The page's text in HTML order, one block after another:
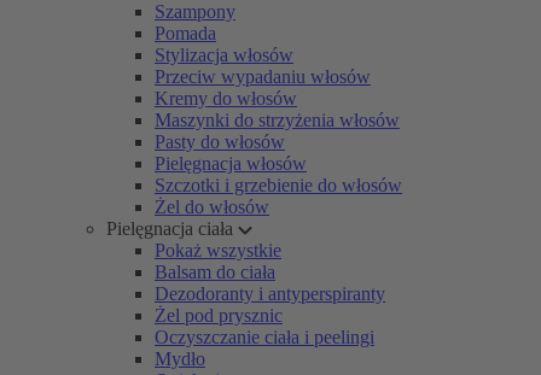
Szampony
Pomada
Stylizacja włosów
Przeciw wypadaniu włosów
Kremy do włosów
Maszynki do strzyżenia włosów
Pasty do włosów
Pielęgnacja włosów
Szczotki i grzebienie do włosów
Żel do włosów
Pielęgnacja ciała
Pokaż wszystkie
Balsam do ciała
Dezodoranty i antyperspiranty
Żel pod prysznic
Oczyszczanie ciała i peelingi
Mydło